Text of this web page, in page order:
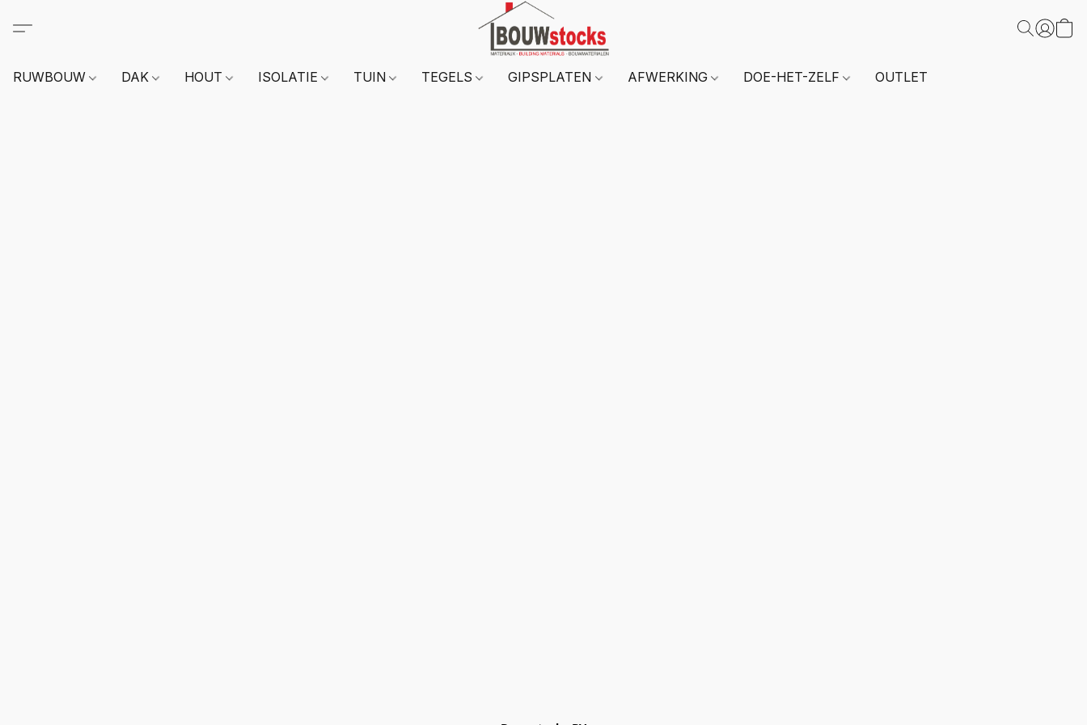
RUWBOUW DAK HOUT ISOLATIE TUIN TEGELS GIPSPLATEN AFWERKING DOE-HET-ZELF OUTLET